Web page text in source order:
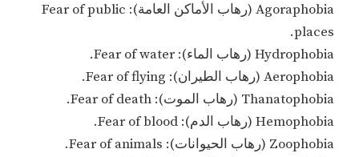
Agoraphobia (رهاب الأماكن العامة): Fear of public
places.
Hydrophobia (رهاب الماء): Fear of water.
Aerophobia (رهاب الطيران): Fear of flying.
Thanatophobia (رهاب الموت): Fear of death.
Hemophobia (رهاب الدم): Fear of blood.
Zoophobia (رهاب الحيوانات): Fear of animals.